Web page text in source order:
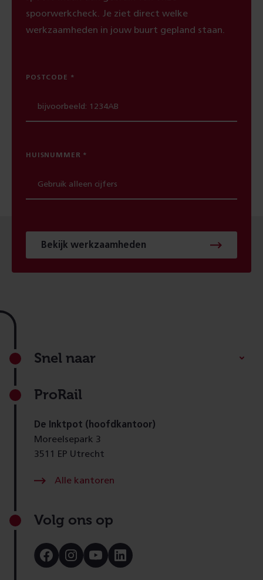
spoorwerkcheck. Je ziet direct welke
werkzaamheden in jouw buurt gepland staan.
POSTCODE
HUISNUMMER
Bekijk werkzaamheden
Footer
Snel naar
ProRail
De Inktpot (hoofdkantoor)
Moreelsepark 3
3511 EP Utrecht
Alle kantoren
Volg ons op
Bezoek
onze
Bezoek
onze
Bezoek
onze
Bezoek
onze